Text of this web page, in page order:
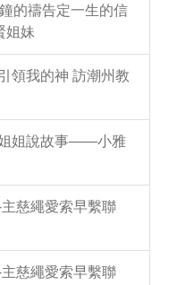
的禱告定一生的信
姐妹
領我的神 訪潮州教
姐說故事——小雅
慈繩愛索早繫聯
慈繩愛索早繫聯